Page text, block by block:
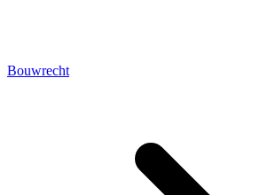
Bouwrecht